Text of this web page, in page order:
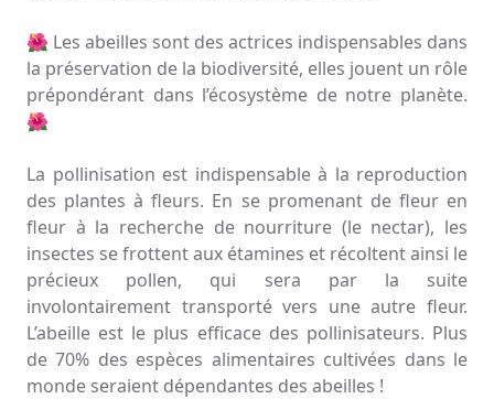
🌺 Les abeilles sont des actrices indispensables dans
la préservation de la biodiversité, elles jouent un rôle
prépondérant dans l’écosystème de notre planète.
🌺
La pollinisation est indispensable à la reproduction
des plantes à fleurs. En se promenant de fleur en
fleur à la recherche de nourriture (le nectar), les
insectes se frottent aux étamines et récoltent ainsi le
précieux pollen, qui sera par la suite
involontairement transporté vers une autre fleur.
L’abeille est le plus efficace des pollinisateurs. Plus
de 70% des espèces alimentaires cultivées dans le
monde seraient dépendantes des abeilles !